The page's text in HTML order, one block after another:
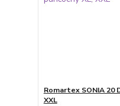
Romartex SONIA 20
XXL